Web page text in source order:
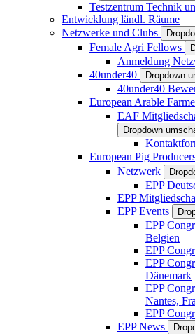
Testzentrum Technik
Entwicklung ländl. Räume
Netzwerke und Clubs
Female Agri Fellows
Anmeldung
40under40
Dropdown
40under40
European Arable
EAF
Dropdown
European Pig
Netzwerk
EPP
EPP
EPP Events
EPP
Belgien
EPP
EPP
Dänemark
EPP
Nantes,
EPP
EPP News